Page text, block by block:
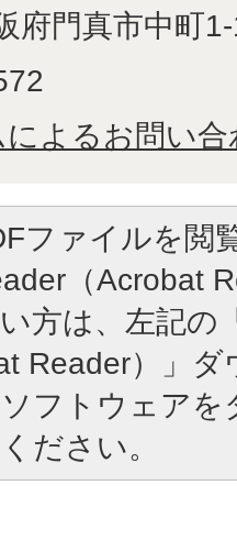
府門真市中町
によるお問い合
ファイルを閲
（Acrobat
方は、左記の
Reader）」
フトウェア
ださい。